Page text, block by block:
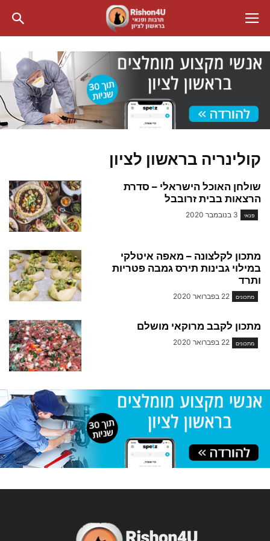
קולינריה בראשון לציון
שולחן האוכל הישראלי – סדרת
הרצאות בבית זרובבל
פנאי 3 בנובמבר 2020
מתכון לקלצונה – מאפה איטלקי
במילוי גבינות תירס גמבה פטריות
ותרד
מתכונים 22 בפברואר 2020
מתכון לקבב מרוקאי מושלם
מתכונים 22 בפברואר 2020